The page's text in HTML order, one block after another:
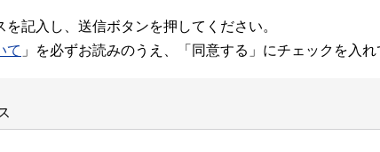
記入し、送信ボタンを押してください。
て 」を必ずお読みのうえ、「同意する」にチェックを入れ